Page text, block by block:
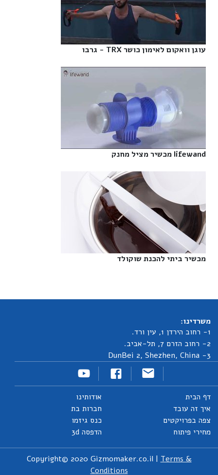
עוגן וואקום לאימון כושר TRX - גרבו‎
lifewand מכשיר מציל מחנק‎
מכשיר ביתי להכנת שוקולד‎
משרדינו:
1- רחוב הירדן 1, עין ורד.
2- רחוב הזרם 7, תל-אביב.
3- DunBei 2, Shezhen, China
דף הבית
איך זה עובד
צפה בפרויקטים
מחירי פיתוח
אודותינו
חברות בת
כנס גיזמו
הדפסה 3d
Copyright© 2020 Gizmomaker.co.il | Terms &
Conditions